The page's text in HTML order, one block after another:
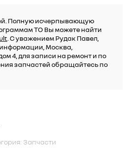
Полную исчерпывающую
ТО Вы можете найти
. С уважением Рудак Павел,
Москва,
4, для записи на ремонт и по
запчастей обращайтесь по
Запчасти